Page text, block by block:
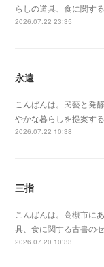
らしの道具、食に関す
2026.07.22 23:35
永遠
こんばんは。民藝と発
やかな暮らしを提案す
2026.07.22 10:38
三指
こんばんは。高槻市に
具、食に関する古書の
2026.07.20 10:33